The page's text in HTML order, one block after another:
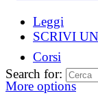
Leggi
SCRIVI
Corsi
More options
Search for: